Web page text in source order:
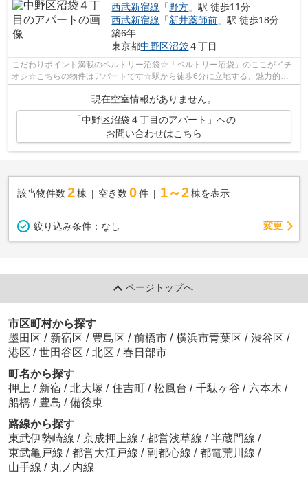
西武新宿線 「野方 」駅 徒歩11分
西武新宿線 「新井薬師前 」駅 徒歩18分
築6年
東京都中野区沼袋４丁目
こだわりポイント満載のベルトリー沼袋☆「ベルトリー沼袋」のここがイチ
オシ☆こちらの物件はアパートです☆駅から徒歩6分に立地する、魅力的な
現在空室情報がありません。
「中野区沼袋４丁目のアパート」への
お問い合わせはこちら
該当物件数 2棟 空き数 0 件 1～2 棟を表示
絞り込み条件： なし 変更
ページトップへ
市区町村から探す
墨田区 / 新宿区 / 豊島区 / 前橋市 / 横浜市青葉区 / 渋谷区 /
港区 / 世田谷区 / 北区 / 春日部市
町名から探す
押上 / 新宿 / 北大塚 / 住吉町 / 松風台 / 千駄ヶ谷 / 六本木 /
船橋 / 豊島 / 備後東
路線から探す
東武伊勢崎線 / 京成押上線 / 都営浅草線 / 半蔵門線 /
東武亀戸線 / 都営大江戸線 / 副都心線 / 都電荒川線 /
山手線 / 丸ノ内線